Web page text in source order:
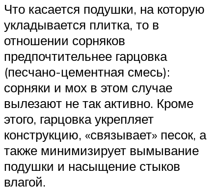
Что касается подушки, на которую
укладывается плитка, то в
отношении сорняков
предпочтительнее гарцовка
(песчано-цементная смесь):
сорняки и мох в этом случае
вылезают не так активно. Кроме
этого, гарцовка укрепляет
конструкцию, «связывает» песок, а
также минимизирует вымывание
подушки и насыщение стыков
влагой.